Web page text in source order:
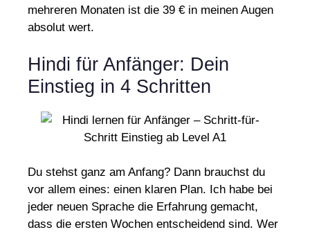
mehreren Monaten ist die 39 € in meinen Augen
absolut wert.
Hindi für Anfänger: Dein
Einstieg in 4 Schritten
Du stehst ganz am Anfang? Dann brauchst du
vor allem eines: einen klaren Plan. Ich habe bei
jeder neuen Sprache die Erfahrung gemacht,
dass die ersten Wochen entscheidend sind. Wer